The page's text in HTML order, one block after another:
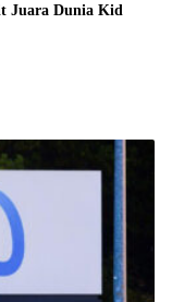
Juara Dunia Kid